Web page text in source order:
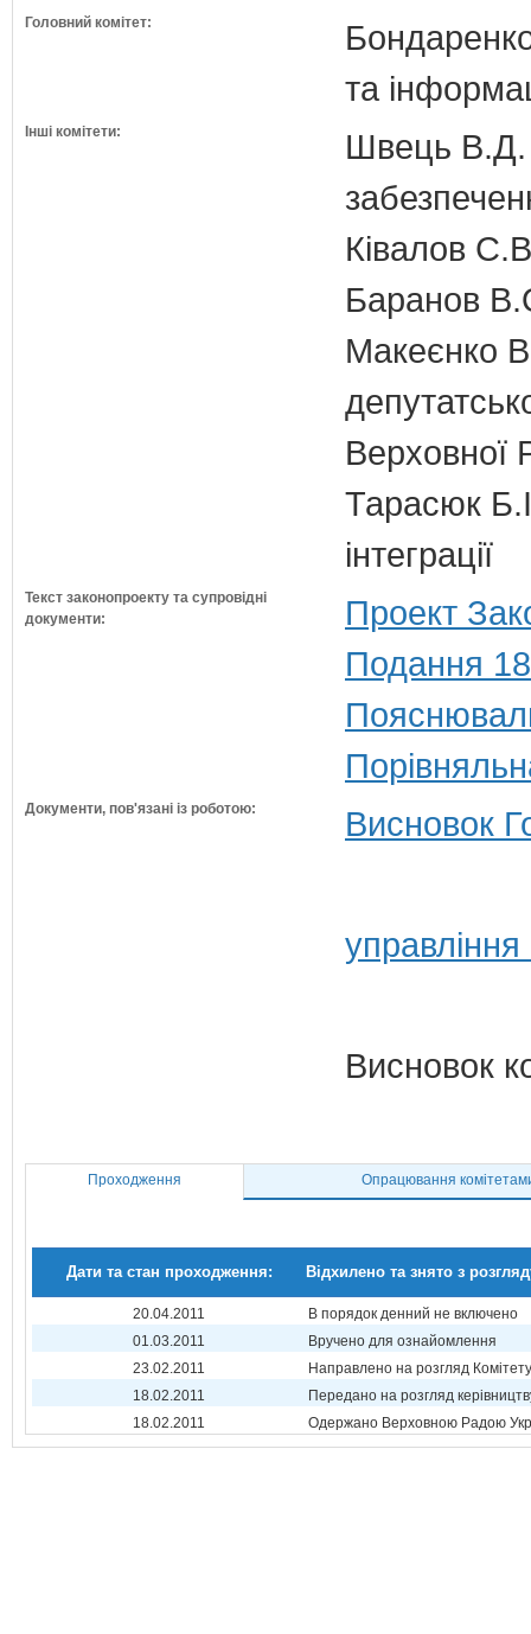
Головний комітет:
та
Інші комітети:
Швець В.Д.
Ківалов
Баранов
Макеєнко
Верховної
Тарасюк
інтеграції
Текст законопроекту та супровідні
документи:
Проект
Подання
Документи, пов'язані із роботою: Висновок
Висновок
Проходження Опрацювання
Дати та стан проходження: Відхилено та знято з
20.04.2011
В порядок денний не включено
01.03.2011
Вручено для ознайомлення
23.02.2011
Направлено на розгляд Комітету
18.02.2011
Передано на розгляд
18.02.2011
Одержано Верховною Радою